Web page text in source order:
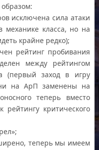
исключена сила атаки
механике класса, но на
крайне редко);
пробивания
между рейтингом
(первый заход в игру
на АрП заменены на
теперь вместо
критического
теперь мы имеем